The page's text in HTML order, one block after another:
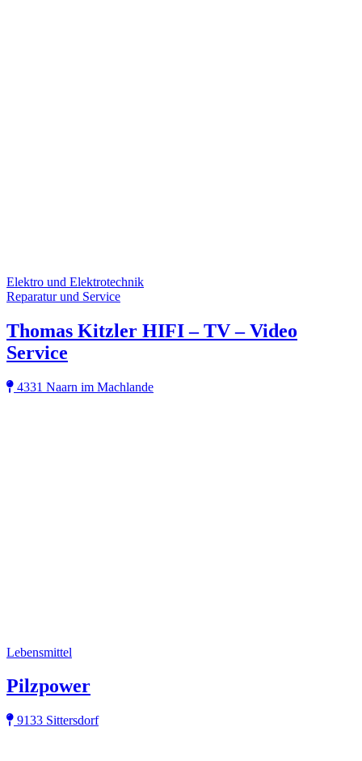
Elektro und Elektrotechnik
Reparatur und Service
Thomas Kitzler HIFI – TV – Video
Service
4331 Naarn im Machlande
Lebensmittel
Pilzpower
9133 Sittersdorf